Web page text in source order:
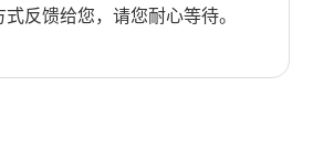
式反馈给您，请您耐心等待。